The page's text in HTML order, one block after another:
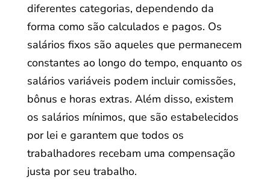
diferentes categorias, dependendo da
forma como são calculados e pagos. Os
salários fixos são aqueles que permanecem
constantes ao longo do tempo, enquanto os
salários variáveis podem incluir comissões,
bônus e horas extras. Além disso, existem
os salários mínimos, que são estabelecidos
por lei e garantem que todos os
trabalhadores recebam uma compensação
justa por seu trabalho.